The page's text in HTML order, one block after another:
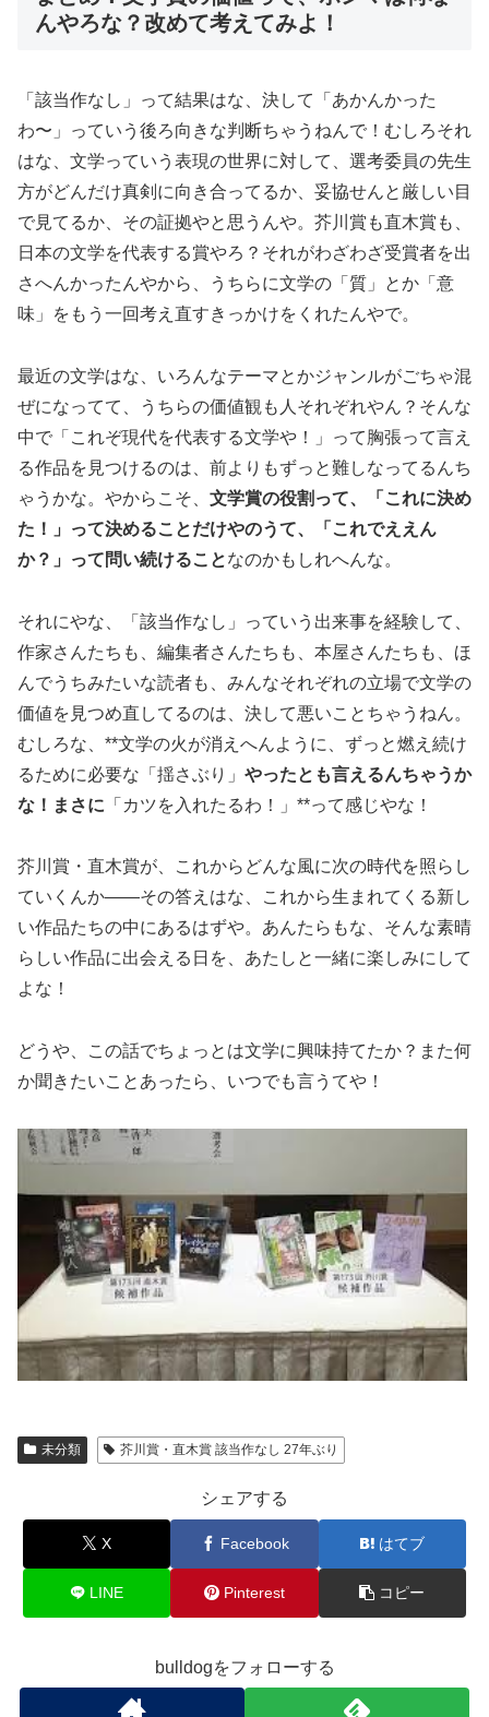
んやろな？改めて考えてみよ！
「該当作なし」って結果はな、決して「あかんかった
わ〜」っていう後ろ向きな判断ちゃうねんで！むしろそれ
はな、文学っていう表現の世界に対して、選考委員の先生
方がどんだけ真剣に向き合ってるか、妥協せんと厳しい目
で見てるか、その証拠やと思うんや。芥川賞も直木賞も、
日本の文学を代表する賞やろ？それがわざわざ受賞者を出
さへんかったんやから、うちらに文学の「質」とか「意
味」をもう一回考え直すきっかけをくれたんやで。
最近の文学はな、いろんなテーマとかジャンルがごちゃ混
ぜになってて、うちらの価値観も人それぞれやん？そんな
中で「これぞ現代を代表する文学や！」って胸張って言え
る作品を見つけるのは、前よりもずっと難しなってるんち
ゃうかな。やからこそ、 文学賞の役割って、「これに決め
た！」って決めることだけやのうて、「これでええん
か？」って問い続けることなのかもしれへんな。
それにやな、「該当作なし」っていう出来事を経験して、
作家さんたちも、編集者さんたちも、本屋さんたちも、ほ
んでうちみたいな読者も、みんなそれぞれの立場で文学の
価値を見つめ直してるのは、決して悪いことちゃうねん。
むしろな、**文学の火が消えへんように、ずっと燃え続け
るために必要な「揺さぶり」 やったとも言えるんちゃうか
な！まさに 「カツを入れたるわ！」**って感じやな！
芥川賞・直木賞が、これからどんな風に次の時代を照らし
ていくんか――その答えはな、これから生まれてくる新し
い作品たちの中にあるはずや。あんたらもな、そんな素晴
らしい作品に出会える日を、あたしと一緒に楽しみにして
よな！
どうや、この話でちょっとは文学に興味持てたか？また何
か聞きたいことあったら、いつでも言うてや！
未分類 芥川賞・直木賞 該当作なし 27年ぶり
シェアする
X Facebook はてブ
LINE Pinterest コピー
bulldogをフォローする